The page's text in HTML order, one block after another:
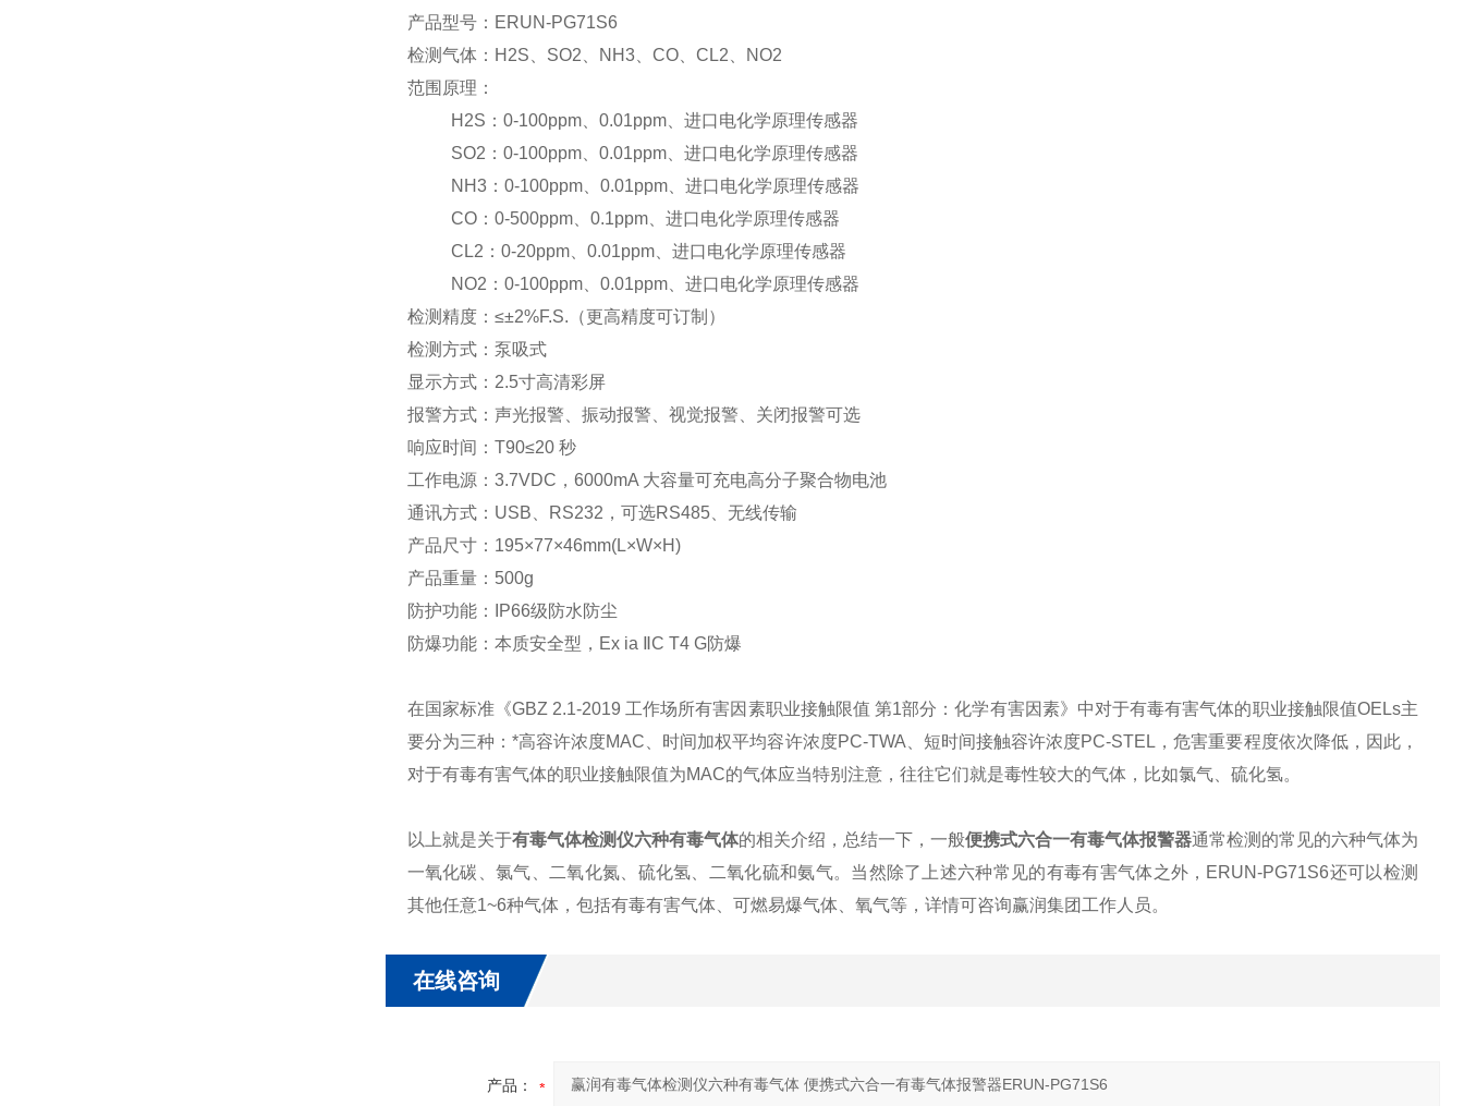
产品型号：ERUN-PG71S6
检测气体：H2S、SO2、NH3、CO、CL2、NO2
范围原理：
H2S：0-100ppm、0.01ppm、进口电化学原理传感器
SO2：0-100ppm、0.01ppm、进口电化学原理传感器
NH3：0-100ppm、0.01ppm、进口电化学原理传感器
CO：0-500ppm、0.1ppm、进口电化学原理传感器
CL2：0-20ppm、0.01ppm、进口电化学原理传感器
NO2：0-100ppm、0.01ppm、进口电化学原理传感器
检测精度：≤±2%F.S.（更高精度可订制）
检测方式：泵吸式
显示方式：2.5寸高清彩屏
报警方式：声光报警、振动报警、视觉报警、关闭报警可选
响应时间：T90≤20 秒
工作电源：3.7VDC，6000mA 大容量可充电高分子聚合物电池
通讯方式：USB、RS232，可选RS485、无线传输
产品尺寸：195×77×46mm(L×W×H)
产品重量：500g
防护功能：IP66级防水防尘
防爆功能：本质安全型，Ex ia ⅡC T4 G防爆
在国家标准《GBZ 2.1-2019 工作场所有害因素职业接触限值 第1部分：化学有害因素》中对于有毒有害气体的职业接触限值OELs主
要分为三种：*高容许浓度MAC、时间加权平均容许浓度PC-TWA、短时间接触容许浓度PC-STEL，危害重要程度依次降低，因此，
对于有毒有害气体的职业接触限值为MAC的气体应当特别注意，往往它们就是毒性较大的气体，比如氯气、硫化氢。
以上就是关于有毒气体检测仪六种有毒气体的相关介绍，总结一下，一般便携式六合一有毒气体报警器通常检测的常见的六种气体为
一氧化碳、氯气、二氧化氮、硫化氢、二氧化硫和氨气。当然除了上述六种常见的有毒有害气体之外，ERUN-PG71S6还可以检测
其他任意1~6种气体，包括有毒有害气体、可燃易爆气体、氧气等，详情可咨询赢润集团工作人员。
在线咨询
产品：